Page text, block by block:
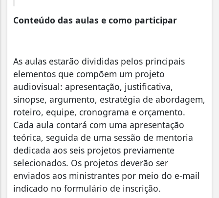
Conteúdo das aulas e como participar
As aulas estarão divididas pelos principais
elementos que compõem um projeto
audiovisual: apresentação, justificativa,
sinopse, argumento, estratégia de abordagem,
roteiro, equipe, cronograma e orçamento.
Cada aula contará com uma apresentação
teórica, seguida de uma sessão de mentoria
dedicada aos seis projetos previamente
selecionados. Os projetos deverão ser
enviados aos ministrantes por meio do e-mail
indicado no formulário de inscrição.